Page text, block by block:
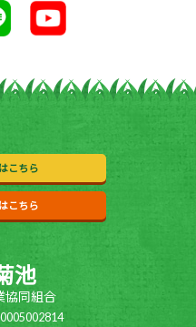
こちら
こちら
池
協同組合